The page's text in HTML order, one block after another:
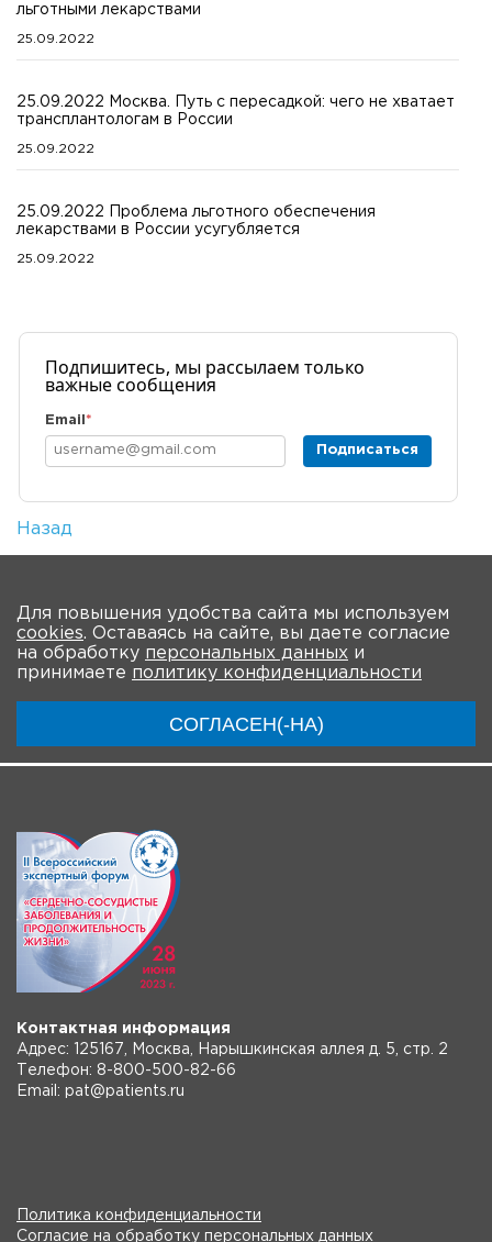
льготными лекарствами
25.09.2022
25.09.2022 Москва. Путь с пересадкой: чего не хватает
трансплантологам в России
25.09.2022
25.09.2022 Проблема льготного обеспечения
лекарствами в России усугубляется
25.09.2022
Подпишитесь, мы рассылаем только
важные сообщения
Email *
Подписаться
Назад
Для повышения удобства сайта мы используем
cookies. Оставаясь на сайте, вы даете согласие
на обработку персональных данных и
принимаете политику конфиденциальности
СОГЛАСЕН(-НА)
О Форуме Участники Программа
Контактная информация
Адрес: 125167, Москва, Нарышкинская аллея д. 5, стр. 2
Телефон: 8-800-500-82-66
Email: pat@patients.ru
Политика конфиденциальности
Согласие на обработку персональных данных